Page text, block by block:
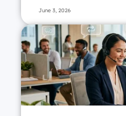
June 3, 2026